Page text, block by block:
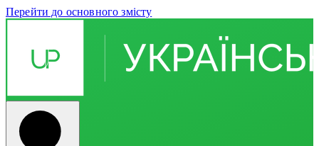
Перейти до основного змісту